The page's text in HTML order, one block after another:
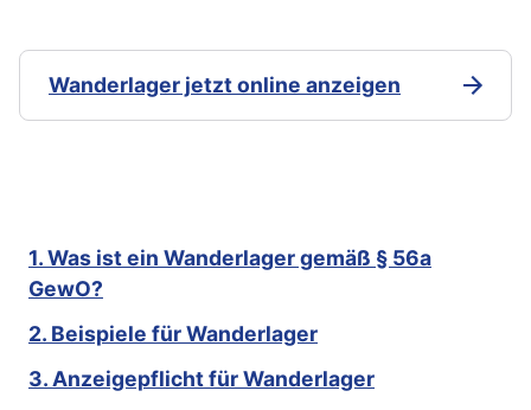
Wanderlager jetzt online anzeigen
1. Was ist ein Wanderlager gemäß § 56a
GewO?
2. Beispiele für Wanderlager
3. Anzeigepflicht für Wanderlager